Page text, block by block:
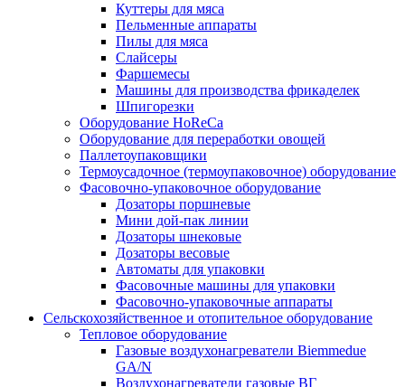
Куттеры для мяса
Пельменные аппараты
Пилы для мяса
Слайсеры
Фаршемесы
Машины для производства фрикаделек
Шпигорезки
Оборудование HoReCa
Оборудование для переработки овощей
Паллетоупаковщики
Термоусадочное (термоупаковочное) оборудование
Фасовочно-упаковочное оборудование
Дозаторы поршневые
Мини дой-пак линии
Дозаторы шнековые
Дозаторы весовые
Автоматы для упаковки
Фасовочные машины для упаковки
Фасовочно-упаковочные аппараты
Сельскохозяйственное и отопительное оборудование
Тепловое оборудование
Газовые воздухонагреватели Biemmedue
GA/N
Воздухонагреватели газовые ВГ